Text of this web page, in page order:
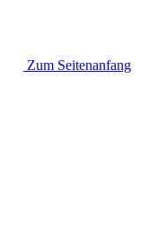
Zum Seitenanfang